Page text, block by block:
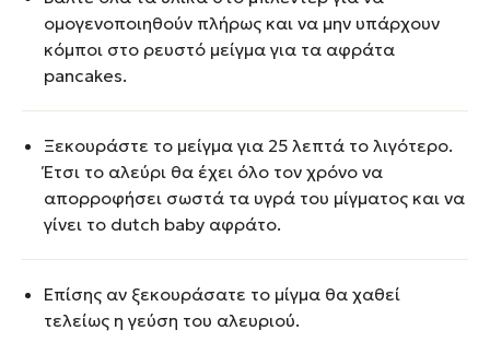
ομογενοποιηθούν πλήρως και να μην υπάρχουν
κόμποι στο ρευστό μείγμα για τα αφράτα
pancakes.
Ξεκουράστε το μείγμα για 25 λεπτά το λιγότερο.
Έτσι το αλεύρι θα έχει όλο τον χρόνο να
απορροφήσει σωστά τα υγρά του μίγματος και να
γίνει το dutch baby αφράτο.
Επίσης αν ξεκουράσατε το μίγμα θα χαθεί
τελείως η γεύση του αλευριού.